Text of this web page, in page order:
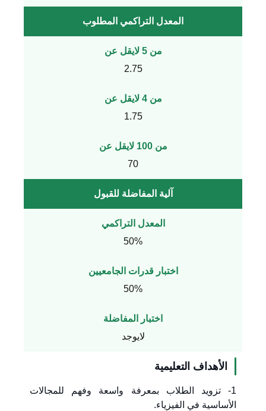
المعدل التراكمي المطلوب
من 5 لايقل عن
2.75
من 4 لايقل عن
1.75
من 100 لايقل عن
70
آلية المفاضلة للقبول
المعدل التراكمي
50%
اختبار قدرات الجامعيين
50%
اختبار المفاضلة
لايوجد
الأهداف التعليمية
1- تزويد الطلاب بمعرفة واسعة وفهم للمجالات
الأساسية في الفيزياء.